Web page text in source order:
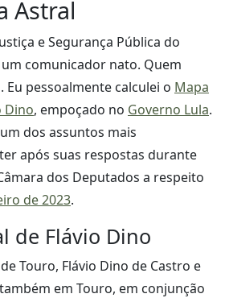
Astral
e Segurança Pública do
comunicador nato. Quem
pessoalmente calculei o Mapa
Dino, empoçado no Governo Lula.
dos assuntos mais
após suas respostas durante
dos Deputados a respeito
de 2023.
de Flávio Dino
Touro, Flávio Dino de Castro e
em Touro, em conjunção